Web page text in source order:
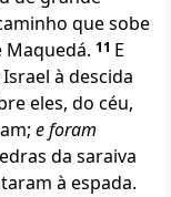
que sobe
Maquedá. 11 E
à descida
eles, do céu,
e foram
da saraiva
à espada.